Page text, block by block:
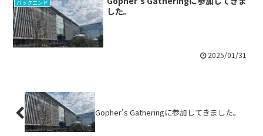
バックエンド
した。
2025/01/31
Gopher’s Gatheringに参加してきました。